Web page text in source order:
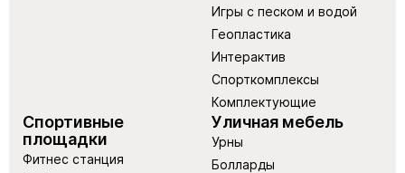
Игры с песком и водой
Геопластика
Интерактив
Спорткомплексы
Комплектующие
Спортивные
площадки
Фитнес станция
Уличная мебель
Урны
Болларды